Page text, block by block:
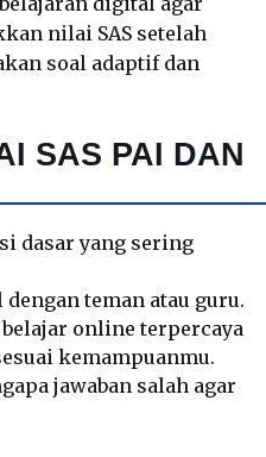
nilai SAS setelah
soal adaptif dan
SAS PAI DAN
dasar yang sering
teman atau guru.
online terpercaya
kemampuanmu.
jawaban salah agar